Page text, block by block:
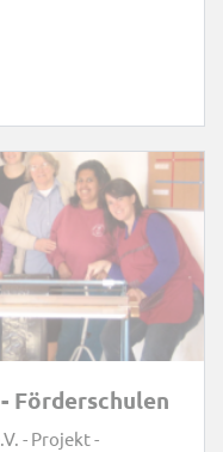
Förderschulen
- Projekt -